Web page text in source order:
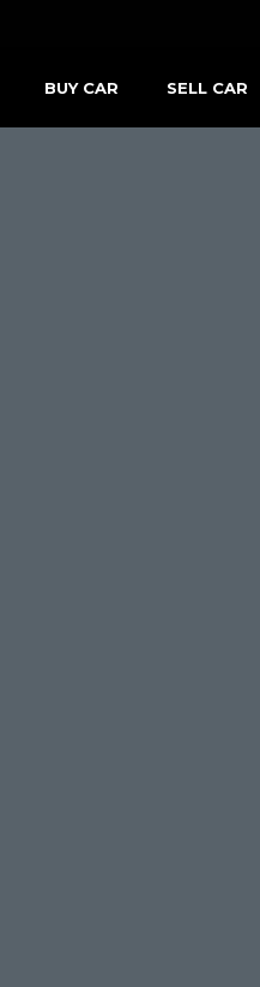
BUY CAR SELL CAR